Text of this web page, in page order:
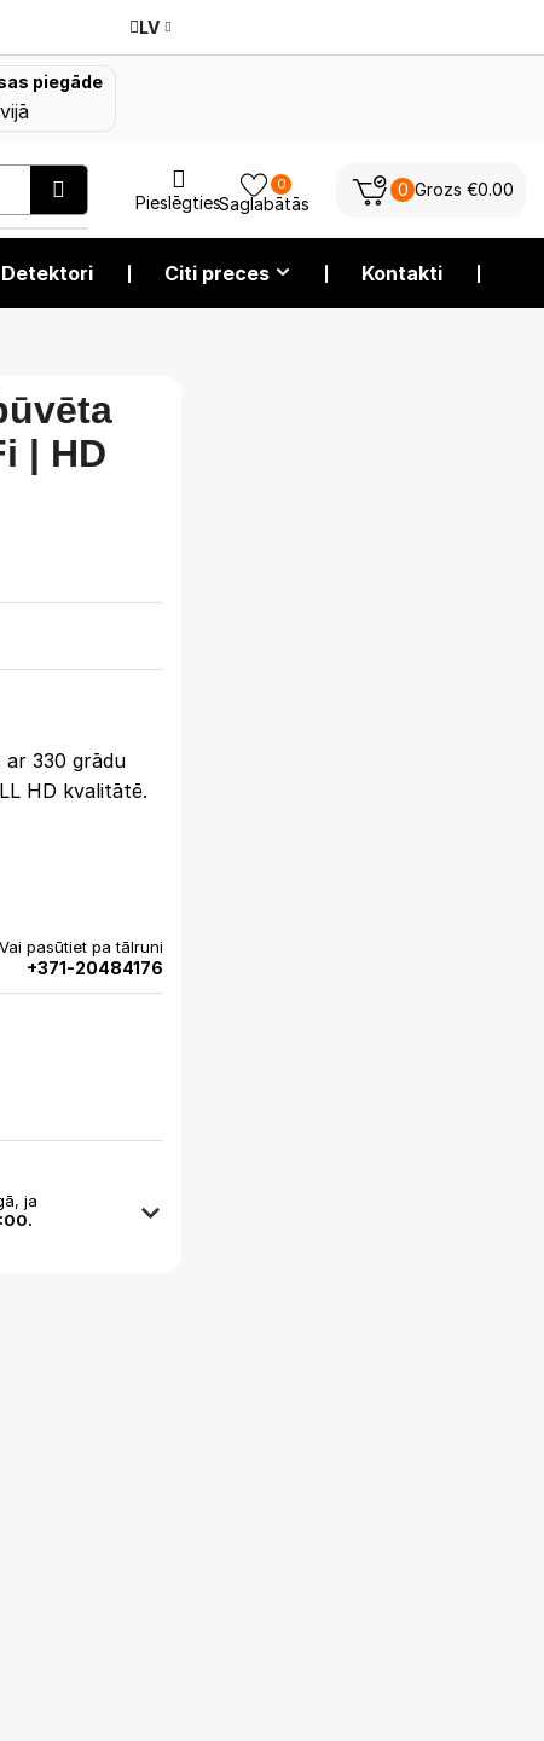
LV
piegāde
Pieslēgties
0
Saglabātās
0 Grozs €0.00
Detektori ❘ Citi preces ❘ Kontakti ❘
| HD
ar 330 grādu
HD kvalitātē.
Vai pasūtiet pa tālruni
+371-20484176
ja